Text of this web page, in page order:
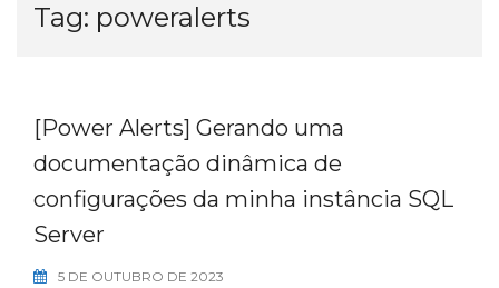
Tag: poweralerts
[Power Alerts] Gerando uma
documentação dinâmica de
configurações da minha instância SQL
Server
5 DE OUTUBRO DE 2023